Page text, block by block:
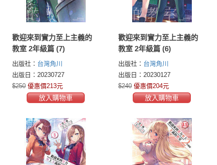
歡迎來到實力至上主義的
教室 2年級篇 (7)
出版社： 台灣角川
出版日：20230727
$250 優惠價213元
放入購物車
歡迎來到實力至上主義的
教室 2年級篇 (6)
出版社： 台灣角川
出版日：20230127
$240 優惠價204元
放入購物車